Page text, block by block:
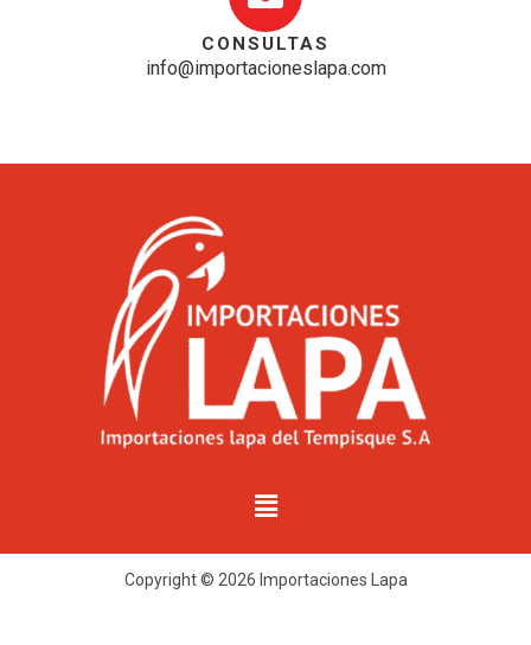
CONSULTAS
info@importacioneslapa.com
Copyright © 2026 Importaciones Lapa